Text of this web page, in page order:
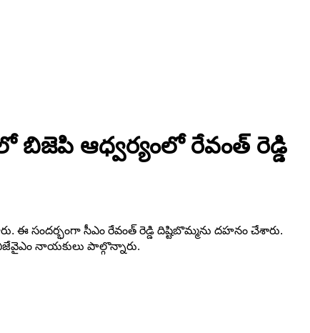
బిజెపి ఆధ్వర్యంలో రేవంత్ రెడ్డి
ఈ సందర్భంగా సీఎం రేవంత్ రెడ్డి దిష్టిబొమ్మను దహనం చేశారు.
నాయకులు పాల్గొన్నారు.